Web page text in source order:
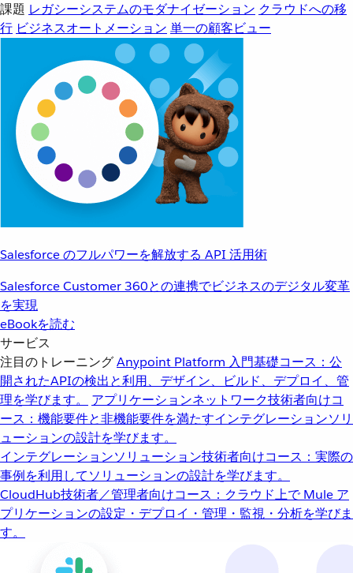
課題 レガシーシステムのモダナイゼーション クラウドへの移
行 ビジネスオートメーション 単一の顧客ビュー
Salesforce のフルパワーを解放する API 活用術
Salesforce Customer 360との連携でビジネスのデジタル変革
を実現
eBookを読む
サービス
注目のトレーニングAnypoint Platform 入門基礎コース：公
開されたAPIの検出と利用、デザイン、ビルド、デプロイ、管
理を学びます。
アプリケーションネットワーク技術者向けコ
ース：機能要件と非機能要件を満たすインテグレーションソリ
ューションの設計を学びます。
インテグレーションソリューション技術者向けコース：実際の
事例を利用してソリューションの設計を学びます。
CloudHub技術者／管理者向けコース：クラウド上で Mule ア
プリケーションの設定・デプロイ・管理・監視・分析を学びま
す。